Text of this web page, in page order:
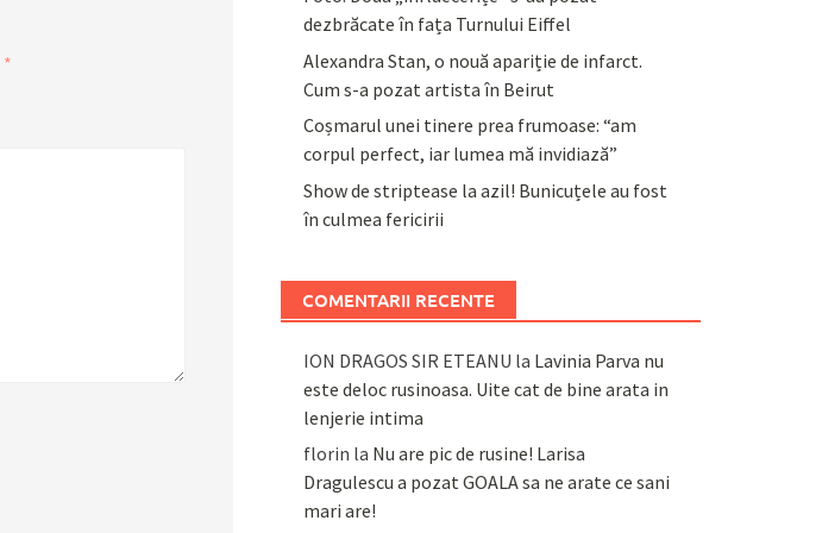
*
dezbrăcate în fața Turnului Eiffel
Alexandra Stan, o nouă apariție de infarct.
Cum s-a pozat artista în Beirut
Coșmarul unei tinere prea frumoase: “am
corpul perfect, iar lumea mă invidiază”
Show de striptease la azil! Bunicuțele au fost
în culmea fericirii
COMENTARII RECENTE
ION DRAGOS SIR ETEANU la Lavinia Parva nu
este deloc rusinoasa. Uite cat de bine arata in
lenjerie intima
florin la Nu are pic de rusine! Larisa
Dragulescu a pozat GOALA sa ne arate ce sani
mari are!